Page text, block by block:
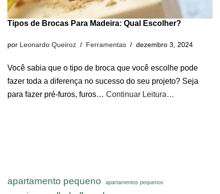
Tipos de Brocas Para Madeira: Qual Escolher?
por Leonardo Queiroz Ferramentas dezembro 3, 2024
Você sabia que o tipo de broca que você escolhe pode
fazer toda a diferença no sucesso do seu projeto? Seja
para fazer pré-furos, furos… Continuar Leitura…
apartamento pequeno apartamentos pequenos